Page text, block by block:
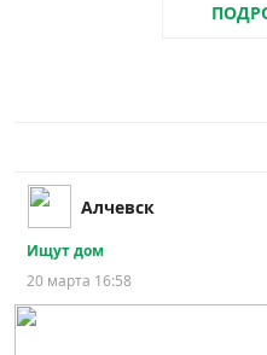
Алчевск
Ищут дом
20 марта 16:58